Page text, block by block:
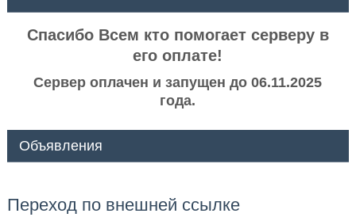
Спасибо Всем кто помогает серверу в
его оплате!
Сервер оплачен и запущен до 06.11.2025
года.
Объявления
Переход по внешней ссылке